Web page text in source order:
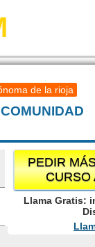
de la rioja
PEDIR
CURSO
Llama Gratis: